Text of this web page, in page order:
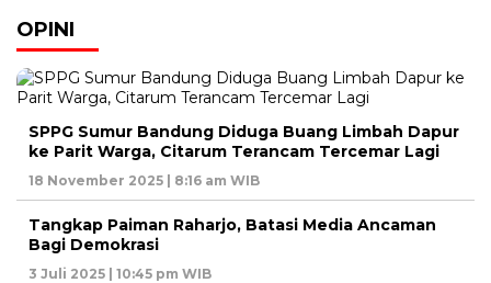
OPINI
SPPG Sumur Bandung Diduga Buang Limbah Dapur
ke Parit Warga, Citarum Terancam Tercemar Lagi
18 November 2025 | 8:16 am WIB
Tangkap Paiman Raharjo, Batasi Media Ancaman
Bagi Demokrasi
3 Juli 2025 | 10:45 pm WIB